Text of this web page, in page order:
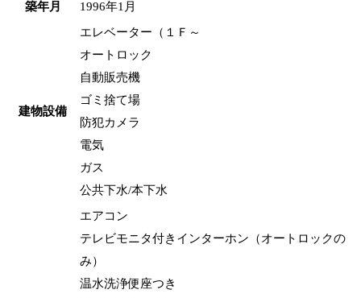
築年月
1996年1月
建物設備
エレベーター（１Ｆ～
オートロック
自動販売機
ゴミ捨て場
防犯カメラ
電気
ガス
公共下水/本下水
エアコン
テレビモニタ付きインターホン（オートロックの
み）
温水洗浄便座つき